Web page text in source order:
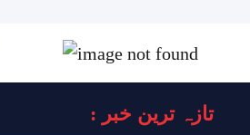
: تازہ ترین خبر